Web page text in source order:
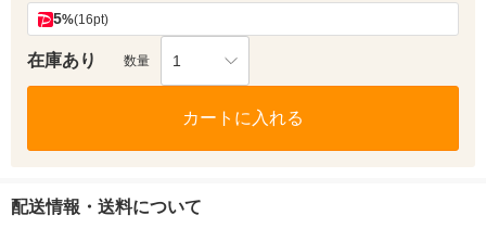
5%(16pt)
在庫あり 数量 1
カートに入れる
配送情報・送料について